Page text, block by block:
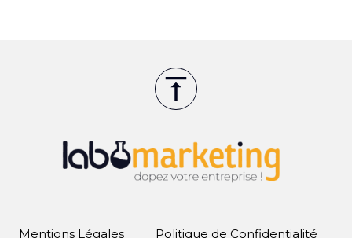
Mentions Légales Politique de Confidentialité